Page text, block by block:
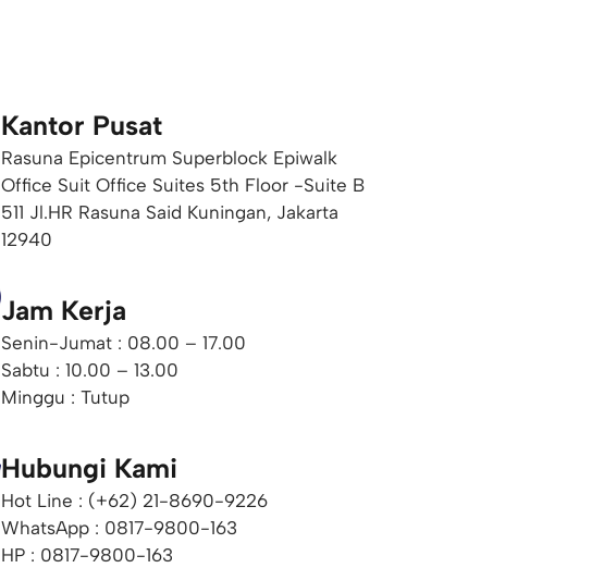
Kantor Pusat
Rasuna Epicentrum Superblock Epiwalk
Office Suit Office Suites 5th Floor -Suite B
511 Jl.HR Rasuna Said Kuningan, Jakarta
12940
Jam Kerja
Senin-Jumat : 08.00 – 17.00
Sabtu : 10.00 – 13.00
Minggu : Tutup
Hubungi Kami
Hot Line : (+62) 21-8690-9226​
WhatsApp : 0817-9800-163
HP : 0817-9800-163